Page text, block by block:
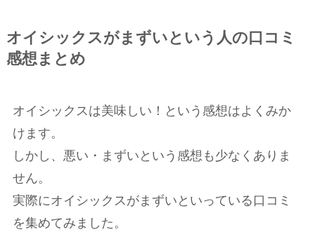
オイシックスがまずいという人の口コミ
感想まとめ
オイシックスは美味しい！という感想はよくみか
けます。
しかし、悪い・まずいという感想も少なくありま
せん。
実際にオイシックスがまずいといっている口コミ
を集めてみました。